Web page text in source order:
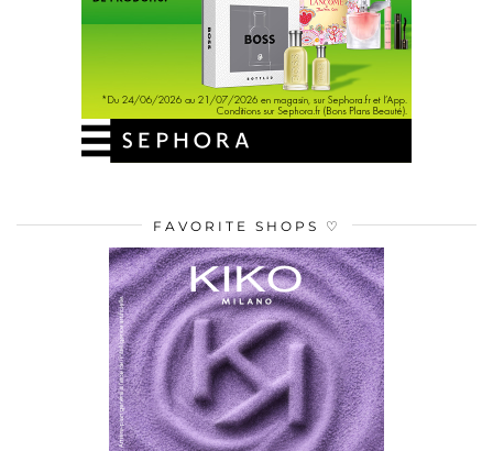
FAVORITE SHOPS ♡